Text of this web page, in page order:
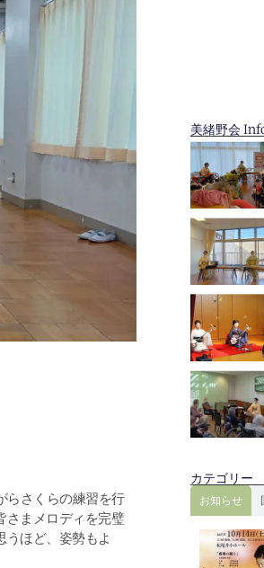
らさくらの練習を行
さまメロディを完璧
うほど、姿勢もよ
美緒野会
カテゴリー
お知らせ